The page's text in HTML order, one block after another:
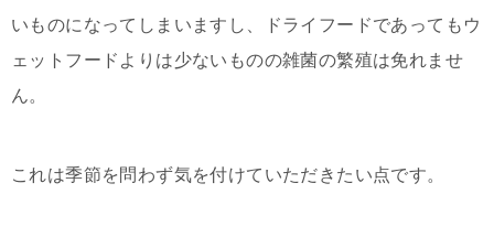
いものになってしまいますし、ドライフードであってもウ
ェットフードよりは少ないものの雑菌の繁殖は免れませ
ん。
これは季節を問わず気を付けていただきたい点です。